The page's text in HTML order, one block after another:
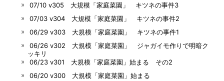
07/10 v305 大規模「家庭菜園」 キツネの事件3
07/03 v304 大規模「家庭菜園」 キツネの事件2
06/29 v303 大規模「家庭菜園」 キツネの事件1
06/26 v302 大規模「家庭菜園」 ジャガイモ作りで明暗ク
ッキリ
06/23 v301 大規模「家庭菜園」始まる その2
06/20 v300 大規模「家庭菜園」始まる